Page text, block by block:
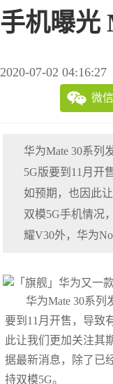
手机曝光
2020-07-02 04:16:27
微信
华为Mate 30系列
5G版要到11月开
如预期，也因此
双模5G手机情况
耀V30外，华为
华为Mate 30系列
要到11月开售，导致
此让我们更加关注其
据最新消息，除了已
持双模5G。